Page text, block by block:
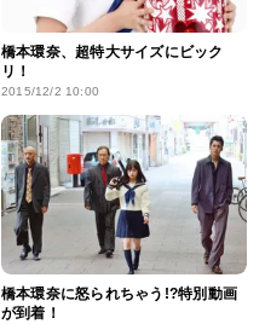
橋本環奈、超特大サイズにビック
リ！
2015/12/2 10:00
橋本環奈に怒られちゃう!?特別動画
が到着！